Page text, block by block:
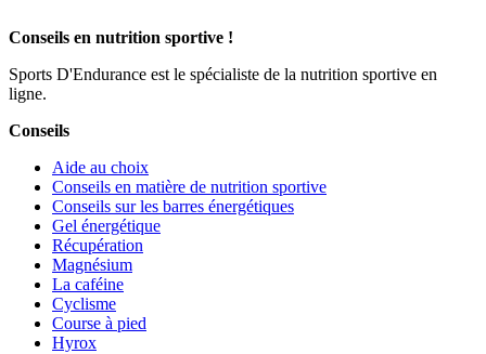
Conseils en nutrition sportive !
Sports D'Endurance est le spécialiste de la nutrition sportive en
ligne.
Conseils
Aide au choix
Conseils en matière de nutrition sportive
Conseils sur les barres énergétiques
Gel énergétique
Récupération
Magnésium
La caféine
Cyclisme
Course à pied
Hyrox